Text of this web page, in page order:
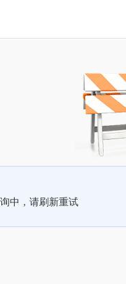
中，请刷新重试